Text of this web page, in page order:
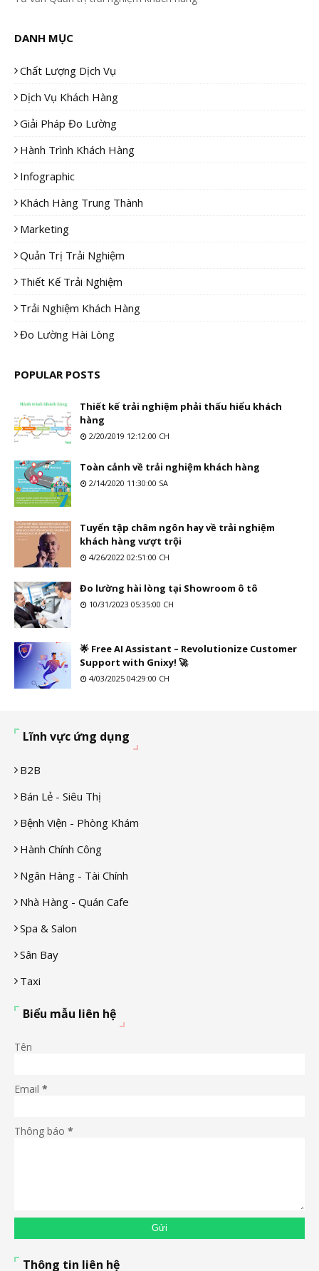
DANH MỤC
Chất Lượng Dịch Vụ
Dịch Vụ Khách Hàng
Giải Pháp Đo Lường
Hành Trình Khách Hàng
Infographic
Khách Hàng Trung Thành
Marketing
Quản Trị Trải Nghiệm
Thiết Kế Trải Nghiệm
Trải Nghiệm Khách Hàng
Đo Lường Hài Lòng
POPULAR POSTS
Thiết kế trải nghiệm phải thấu hiểu khách
hàng
2/20/2019 12:12:00 CH
Toàn cảnh về trải nghiệm khách hàng
2/14/2020 11:30:00 SA
Tuyển tập châm ngôn hay về trải nghiệm
khách hàng vượt trội
4/26/2022 02:51:00 CH
Đo lường hài lòng tại Showroom ô tô
10/31/2023 05:35:00 CH
🌟 Free AI Assistant – Revolutionize Customer
Support with Gnixy! 🚀
4/03/2025 04:29:00 CH
Lĩnh vực ứng dụng
B2B
Bán Lẻ - Siêu Thị
Bệnh Viện - Phòng Khám
Hành Chính Công
Ngân Hàng - Tài Chính
Nhà Hàng - Quán Cafe
Spa & Salon
Sân Bay
Taxi
Biểu mẫu liên hệ
Tên
Email *
Thông báo *
Thông tin liên hệ